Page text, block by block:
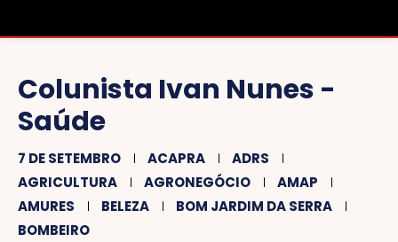
Colunista Ivan Nunes -
Saúde
7 DE SETEMBRO ACAPRA
ADRS
AGRICULTURA
AGRONEGÓCIO
AMAP
AMURES
BELEZA
BOM JARDIM DA SERRA
BOMBEIRO